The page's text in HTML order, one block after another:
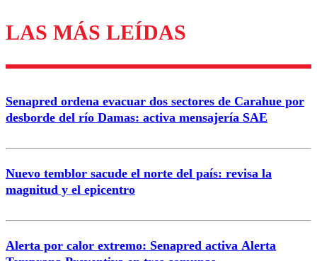
Los comentarios son moderados para garantizar un
diálogo respetuoso.
Nombre
Correo
LAS MÁS LEÍDAS
Senapred ordena evacuar dos sectores de Carahue por
desborde del río Damas: activa mensajería SAE
Nuevo temblor sacude el norte del país: revisa la
magnitud y el epicentro
Alerta por calor extremo: Senapred activa Alerta